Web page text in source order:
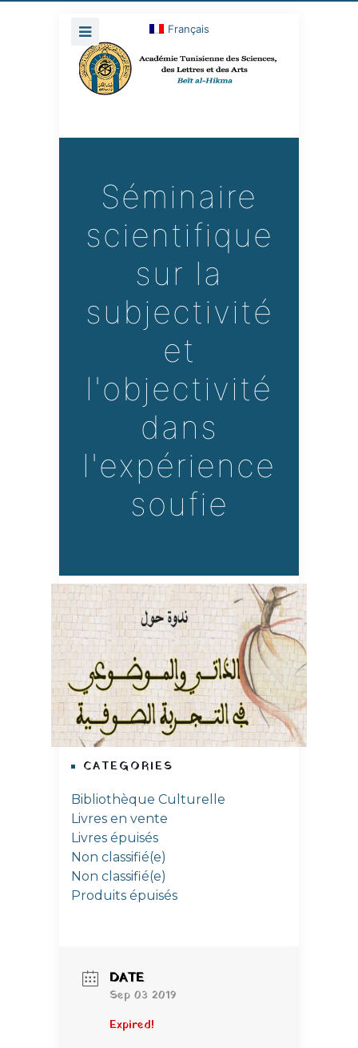
Français
Séminaire
scientifique
sur la
subjectivité
et
l'objectivité
dans
l'expérience
soufie
CATEGORIES
Bibliothèque Culturelle
Livres en vente
Livres épuisés
Non classifié(e)
Non classifié(e)
Produits épuisés
DATE
Sep 03 2019
Expired!